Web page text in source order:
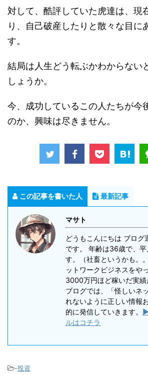
対して、酷評していた虎達は、現
り、自己破産したりと散々な目に
す。
結局は人生どう転ぶかわからない
しょうか。
今、成功しているこの人たちが今
のか、興味は尽きません。
この記事を書いた人 最新記事
マサト
どうもこんにちは ブログ
です。 年齢は36歳で、平
す。（社畜というかも。
ットワークビジネスをや
3000万円ほど稼いだ実
ブログでは、「怪しいネ
れないように正しい情報
的に発信していきます。
ルはコチラ
-投資